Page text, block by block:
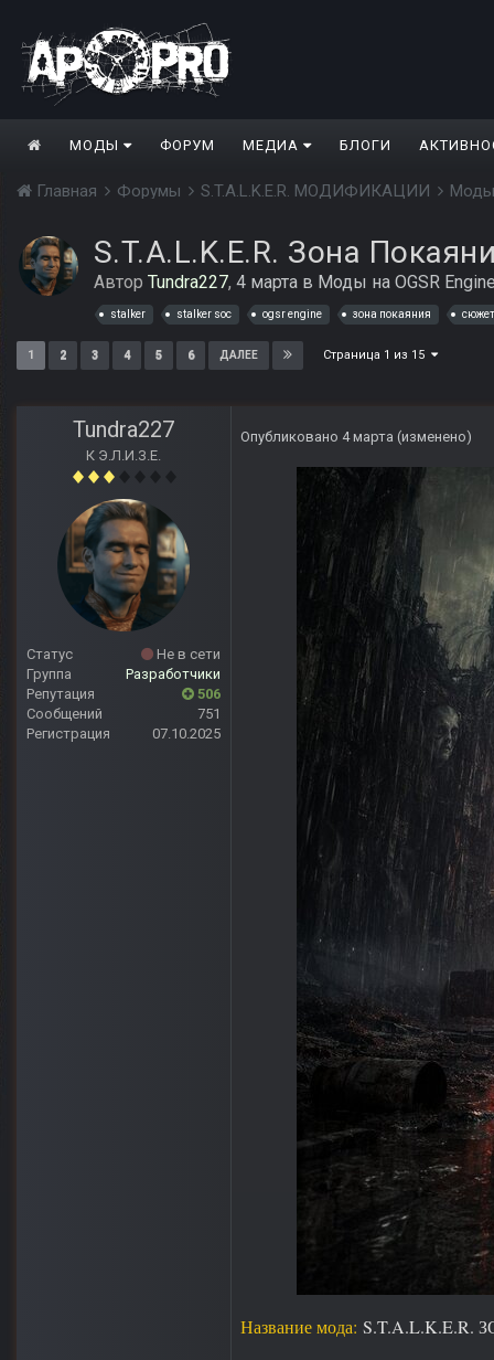
МОДЫ ФОРУМ МЕДИА БЛОГИ
Главная Форумы S.T.A.L.K.E.R. МОДИФИКАЦИИ
S.T.A.L.K.E.R. Зона
Автор Tundra227, 4 марта в Моды на OGSR
stalker stalker soc ogsr engine зона покаяния
1 2 3 4 5 6 ДАЛЕЕ Страница 1 из 15
Tundra227
К Э.Л.И.З.Е.
Статус
Не в сети
Группа
Разработчики
Репутация
506
Сообщений
751
Регистрация
07.10.2025
Опубликовано 4 марта (изменено)
Название мода: